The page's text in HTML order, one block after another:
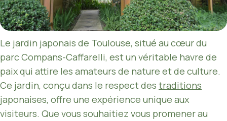
Le jardin japonais de Toulouse, situé au cœur du
parc Compans-Caffarelli, est un véritable havre de
paix qui attire les amateurs de nature et de culture.
Ce jardin, conçu dans le respect des traditions
japonaises, offre une expérience unique aux
visiteurs. Que vous souhaitiez vous promener au